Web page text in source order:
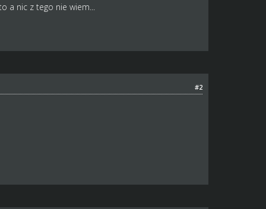
nic z tego nie wiem...
#2